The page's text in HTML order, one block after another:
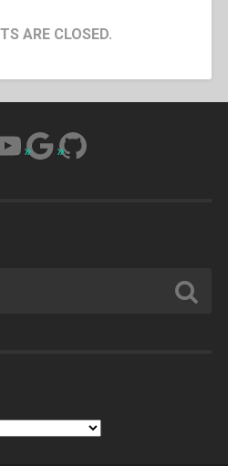
ARE CLOSED.
Google
GitHub